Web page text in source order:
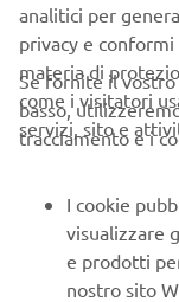
Per il 2021 l'MT-
design di nuova
caratterizzano
Nuova MT-09:
analitici per
privacy e
materia di
come i visitatori
servizi, sito e
Se fornite il
basso,
tracciamento e i
I cookie
visualizzare
e prodotti
nostro sito